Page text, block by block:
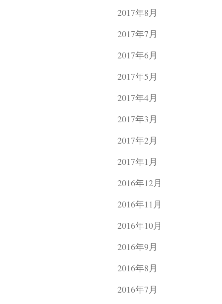
2017年8月
2017年7月
2017年6月
2017年5月
2017年4月
2017年3月
2017年2月
2017年1月
2016年12月
2016年11月
2016年10月
2016年9月
2016年8月
2016年7月